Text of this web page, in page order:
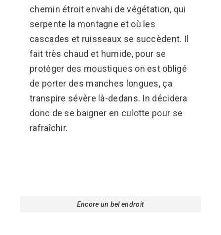
chemin étroit envahi de végétation, qui
serpente la montagne et où les
cascades et ruisseaux se succèdent. Il
fait très chaud et humide, pour se
protéger des moustiques on est obligé
de porter des manches longues, ça
transpire sévère là-dedans. In décidera
donc de se baigner en culotte pour se
rafraîchir.
Encore un bel endroit